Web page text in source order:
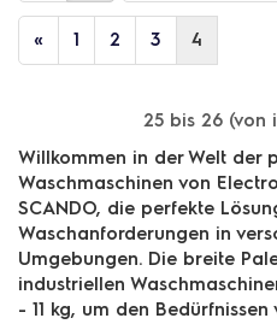
« 1 2 3 4
25bis 26(von
Willkommen in der Welt der
Waschmaschinen von
SCANDO, die perfekte
Waschanforderungen in
Umgebungen. Die breite
industriellen
- 11 kg, um den